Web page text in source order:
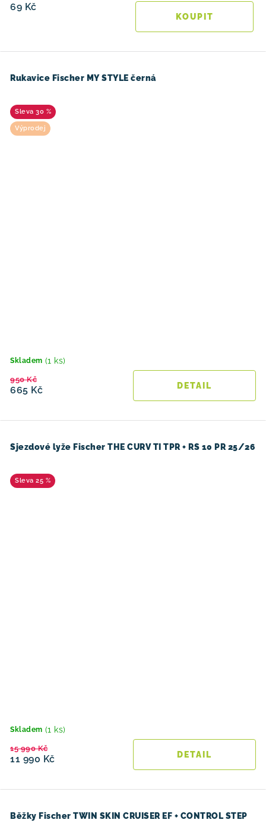
69 Kč
Rukavice Fischer MY STYLE černá
30 %
Výprodej
Skladem (1 ks)
665 Kč
950 Kč
Sjezdové lyže Fischer THE CURV TI TPR + RS 10 PR 25/26
25 %
Skladem (1 ks)
11 990 Kč
15 990 Kč
Běžky Fischer TWIN SKIN CRUISER EF + CONTROL STEP